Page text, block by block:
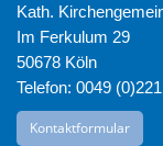
Kath.
Im Ferkulum 29
50678 Köln
Telefon: 0049
Kontaktformular